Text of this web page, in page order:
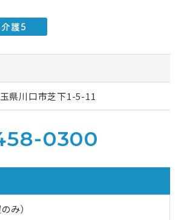
護5
県川口市芝下1-5-11
0300
み）